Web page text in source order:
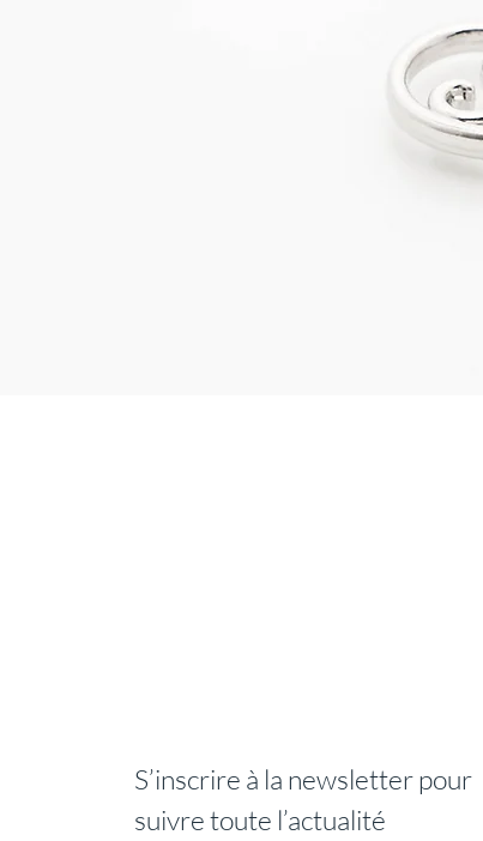
S’inscrire à la newsletter pour
suivre toute l’actualité